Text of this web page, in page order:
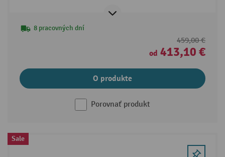
8 pracovných dní
459,00 €
od 413,10 €
O produkte
Porovnať produkt
Sale